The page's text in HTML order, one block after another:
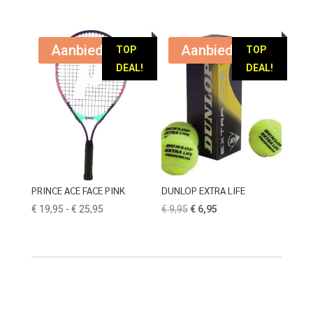
€ 25,95
€ 12,95.€ 8,95.
TOP
DEAL!
Aanbieding!
PRINCE ACE FACE PINK
€ 19,95 - € 25,95Prijsklasse:
TOP
DEAL!
Aanbieding!
DUNLOP EXTRA LIFE
€9,95Oorspronkelijke
€ 6,95